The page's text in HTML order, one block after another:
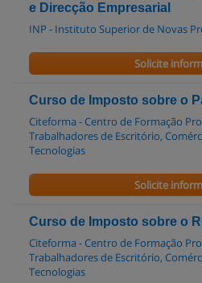
e Direcção Empresarial
INP - Instituto Superior de Novas
Solicite
Curso de Imposto sobre o
Citeforma - Centro de Formação
Trabalhadores de Escritório,
Tecnologias
Solicite
Curso de Imposto sobre o
Citeforma - Centro de Formação
Trabalhadores de Escritório,
Tecnologias